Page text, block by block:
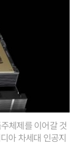
체제를 이어갈 것
아 차세대 인공지